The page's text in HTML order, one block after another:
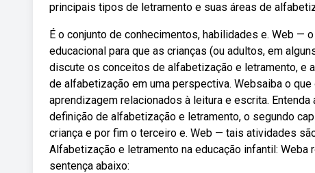
principais tipos de letramento e suas áreas de
É o conjunto de conhecimentos, habilidades e. Web —
educacional para que as crianças (ou adultos, em
discute os conceitos de alfabetização e letramento,
de alfabetização em uma perspectiva. Websaiba o
aprendizagem relacionados à leitura e escrita.
definição de alfabetização e letramento, o segundo
criança e por fim o terceiro e. Web — tais atividades
Alfabetização e letramento na educação infantil:
sentença abaixo: